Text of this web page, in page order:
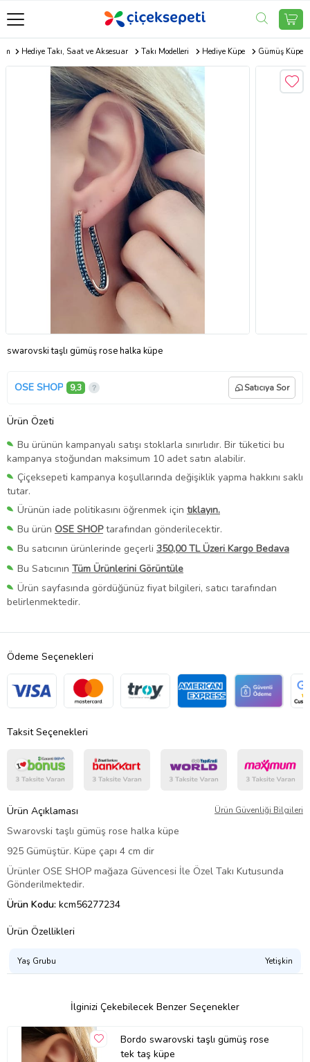
Hediye Takı, Saat ve Aksesuar Takı Modelleri Hediye Küpe Gümüş Küpe
swarovski taşlı gümüş rose halka küpe
OSE SHOP 9,3 Satıcıya Sor
Ürün Özeti
Bu ürünün kampanyalı satışı stoklarla sınırlıdır. Bir tüketici bu
kampanya stoğundan maksimum 10 adet satın alabilir.
Çiçeksepeti kampanya koşullarında değişiklik yapma hakkını saklı
tutar.
Ürünün iade politikasını öğrenmek için tıklayın.
Bu ürün OSE SHOPtarafından gönderilecektir.
Bu satıcının ürünlerinde geçerli 350,00 TL Üzeri Kargo Bedava
Bu Satıcının Tüm Ürünlerini Görüntüle
Ürün sayfasında gördüğünüz fiyat bilgileri, satıcı tarafından
belirlenmektedir.
Ödeme Seçenekleri
Taksit Seçenekleri
Ürün Açıklaması Ürün Güvenliği Bilgileri
Swarovski taşlı gümüş rose halka küpe
925 Gümüştür. Küpe çapı 4 cm dir
Ürünler OSE SHOP mağaza Güvencesi İle Özel Takı Kutusunda
Gönderilmektedir.
Ürün Kodu: kcm56277234
Ürün Özellikleri
Yaş Grubu Yetişkin
İlginizi Çekebilecek Benzer Seçenekler
Bordo swarovski taşlı gümüş rose
tek taş küpe